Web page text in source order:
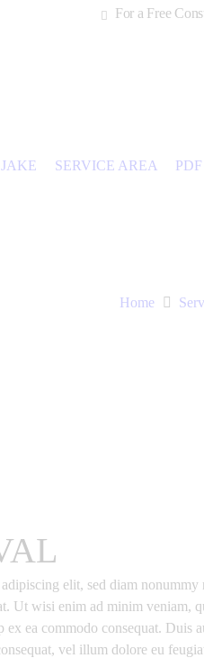
For a Free
SERVICE AREA
Home
elit, sed diam
Ut wisi enim ad minim veniam,
ea commodo consequat. Duis
vel illum dolore eu